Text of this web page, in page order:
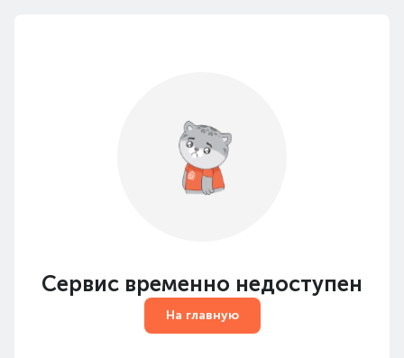
Сервис временно недоступен
На главную